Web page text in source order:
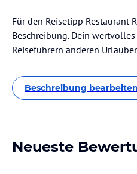
Für den Reisetipp Restaurant
Beschreibung. Dein
Reiseführern anderen
Beschreibung bearbeiten
Neueste